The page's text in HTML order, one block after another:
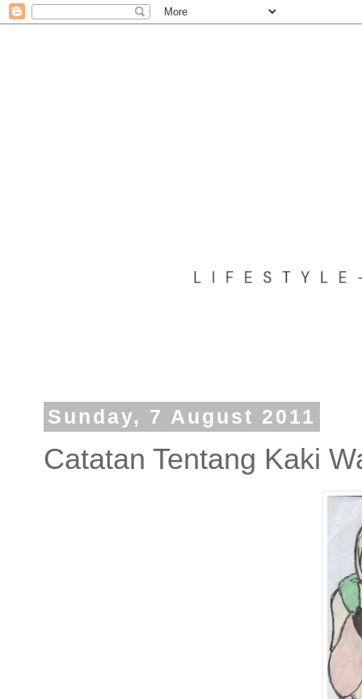
Sunday, 7 August 2011
Catatan Tentang Kaki